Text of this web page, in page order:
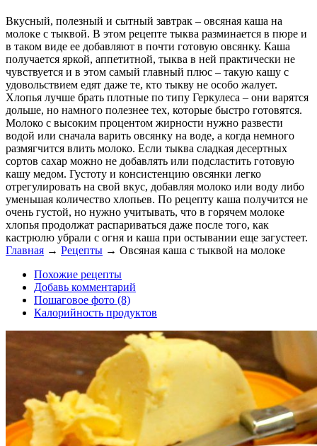
Вкусный, полезный и сытный завтрак – овсяная каша на
молоке с тыквой. В этом рецепте тыква разминается в пюре и
в таком виде ее добавляют в почти готовую овсянку. Каша
получается яркой, аппетитной, тыква в ней практически не
чувствуется и в этом самый главный плюс – такую кашу с
удовольствием едят даже те, кто тыкву не особо жалует.
Хлопья лучше брать плотные по типу Геркулеса – они варятся
дольше, но намного полезнее тех, которые быстро готовятся.
Молоко с высоким процентом жирности нужно развести
водой или сначала варить овсянку на воде, а когда немного
размягчится влить молоко. Если тыква сладкая десертных
сортов сахар можно не добавлять или подсластить готовую
кашу медом. Густоту и консистенцию овсянки легко
отрегулировать на свой вкус, добавляя молоко или воду либо
уменьшая количество хлопьев. По рецепту каша получится не
очень густой, но нужно учитывать, что в горячем молоке
хлопья продолжат распариваться даже после того, как
кастрюлю убрали с огня и каша при остывании еще загустеет.
Главная → Рецепты → Овсяная каша с тыквой на молоке
Похожие рецепты
Добавь комментарий
Пошаговое фото (8)
Калорийность продуктов